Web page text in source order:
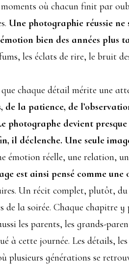
où chacun finit par
Une photographie réussie ne
bien des années plus
les éclats de rire, le bruit
chaque détail mérite une
de la patience, de
photographe devient
il déclenche. Une seule
émotion réelle, une relation,
est ainsi pensé comme
Un récit complet, plutôt,
la soirée. Chaque chapitre y
les parents, les grands-
à cette journée. Les détails,
générations se